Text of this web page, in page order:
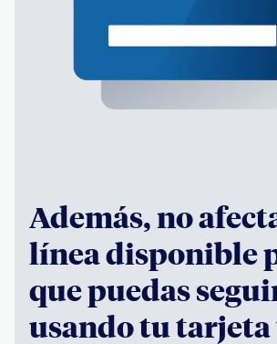
Además, no
línea disponible
que puedas
usando tu tarjeta